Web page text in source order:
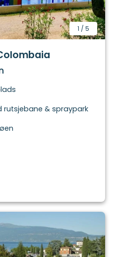
1 / 5
rutsjebane & spraypark